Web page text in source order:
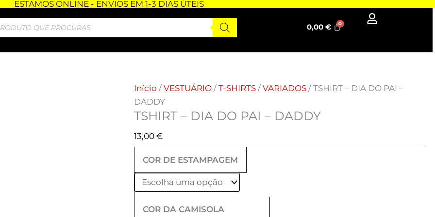
ESTAMOS ONLINE - ENVIOS EM 1-3 DIAS ÚTEIS
0,00€
Início /VESTUÁRIO /T-SHIRTS /VARIADOS / TSHIRT – DIA DO PAI –
DADDY
TSHIRT – DIA DO PAI – DADDY
13,00€
COR DE ESTAMPAGEM
COR DA CAMISOLA
Quantidade
de
PAI
-
DADDY